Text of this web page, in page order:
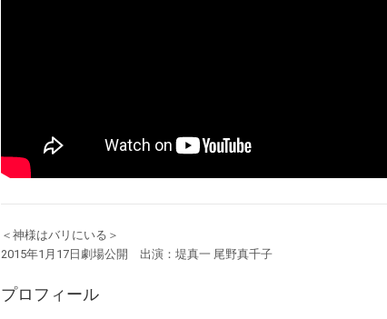
＜神様はバリにいる＞
2015年1月17日劇場公開 出演：堤真一 尾野真千子
プロフィール